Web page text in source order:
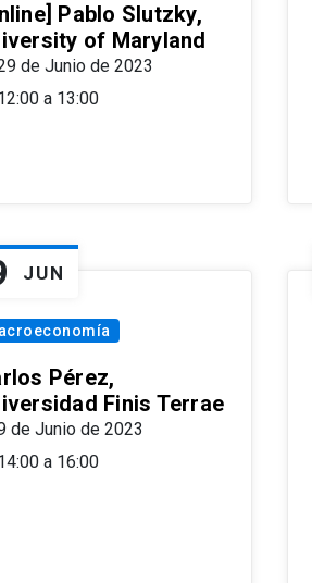
Pablo Slutzky,
of Maryland
de Junio de 2023
a 13:00
JUN
Pérez,
Finis Terrae
de Junio de 2023
a 16:00